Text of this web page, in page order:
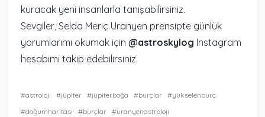
kuracak yeni insanlarla tanışabilirsiniz.
Sevgiler, Selda Meriç Uranyen prensipte günlük
yorumlarımı okumak için @astroskylog Instagram
hesabımı takip edebilirsiniz.
astroloji jüpiter jüpiterboğa burçlar
yükselenburç
doğumharitası
burçlar uranyenastroloji